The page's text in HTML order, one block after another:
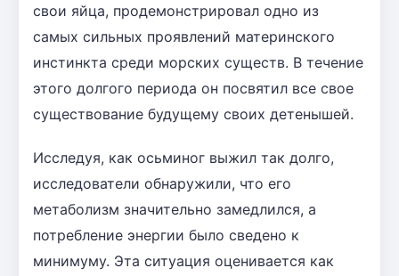
свои яйца, продемонстрировал одно из
самых сильных проявлений материнского
инстинкта среди морских существ. В течение
этого долгого периода он посвятил все свое
существование будущему своих детенышей.
Исследуя, как осьминог выжил так долго,
исследователи обнаружили, что его
метаболизм значительно замедлился, а
потребление энергии было сведено к
минимуму. Эта ситуация оценивается как